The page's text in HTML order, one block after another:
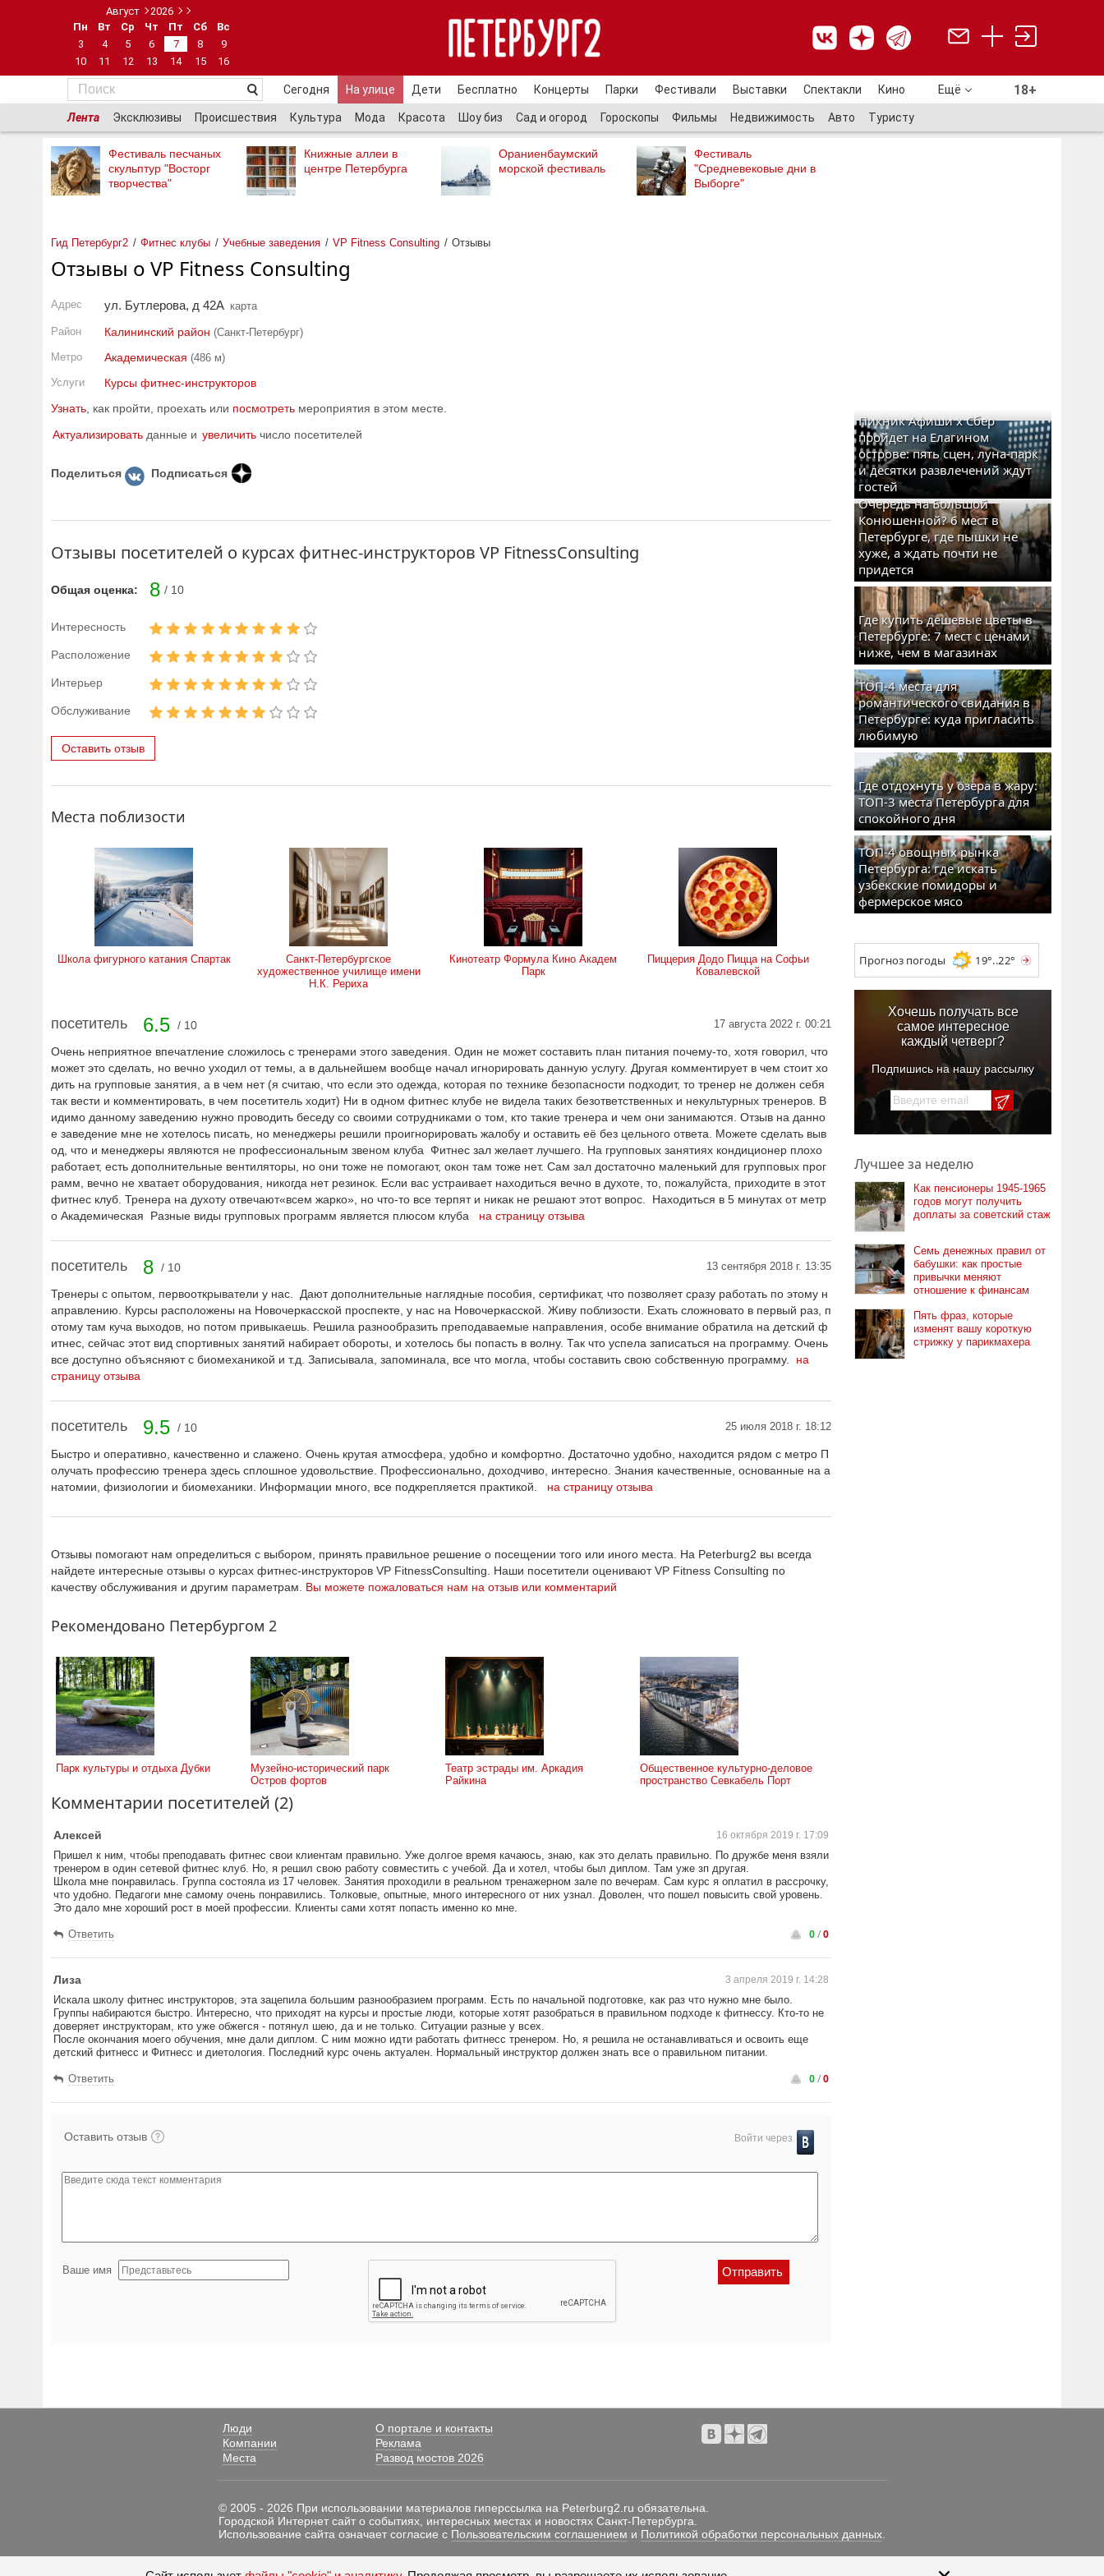
Август
2026
Пн
Вт Ср Чт Пт Сб
Вс
3
4 5 6 7 8
9
10
11 12 13 14 15 16
Сегодня На улице Дети Бесплатно Концерты Парки Фестивали Выставки Спектакли Кино Ещё 18+
Лента Эксклюзивы Происшествия Культура Мода Красота Шоу биз Сад и огород Гороскопы Фильмы Недвижимость Авто Туристу
Фестиваль песчаных
скульптур "Восторг
творчества"
Книжные аллеи в
центре Петербурга
Ораниенбаумский
морской фестиваль
Фестиваль
"Средневековые дни в
Выборге"
Гид Петербург2 Фитнес клубы Учебные заведения VP Fitness Consulting Отзывы
Отзывы о VP Fitness Consulting
Адрес ул. Бутлерова, д 42А карта
Район Калининский район (Санкт-Петербург)
Метро
Академическая (486 м)
Услуги
Курсы фитнес-инструкторов
Узнать , как пройти, проехать или посмотреть мероприятия в этом месте.
Актуализировать данные и увеличить число посетителей
Поделиться Подписаться
Отзывы посетителей о курсах фитнес-инструкторов VP FitnessConsulting
Общая оценка: 8 / 10
Интересность
Расположение
Интерьер
Обслуживание
Оставить отзыв
Места поблизости
Школа фигурного катания Спартак
Санкт-Петербургское
художественное училище имени
Н.К. Рериха
Кинотеатр Формула Кино Академ
Парк
Пиццерия Додо Пицца на Софьи
Ковалевской
посетитель 6.5 / 10 17 августа 2022 г. 00:21
Очень неприятное впечатление сложилось с тренерами этого заведения. Один не может составить план питания почему-то, хотя говорил, что
может это сделать, но вечно уходил от темы, а в дальнейшем вообще начал игнорировать данную услугу. Другая комментирует в чем стоит хо
дить на групповые занятия, а в чем нет (я считаю, что если это одежда, которая по технике безопасности подходит, то тренер не должен себя
так вести и комментировать, в чем посетитель ходит) Ни в одном фитнес клубе не видела таких безответственных и некультурных тренеров. В
идимо данному заведению нужно проводить беседу со своими сотрудниками о том, кто такие тренера и чем они занимаются. Отзыв на данно
е заведение мне не хотелось писать, но менеджеры решили проигнорировать жалобу и оставить её без цельного ответа. Можете сделать выв
од, что и менеджеры являются не профессиональным звеном клуба Фитнес зал желает лучшего. На групповых занятиях кондиционер плохо
работает, есть дополнительные вентиляторы, но они тоже не помогают, окон там тоже нет. Сам зал достаточно маленький для групповых прог
рамм, вечно не хватает оборудования, никогда нет резинок. Если вас устраивает находиться вечно в духоте, то, пожалуйста, приходите в этот
фитнес клуб. Тренера на духоту отвечают«всем жарко», но что-то все терпят и никак не решают этот вопрос. Находиться в 5 минутах от метр
о Академическая Разные виды групповых программ является плюсом клуба на страницу отзыва
посетитель 8 / 10 13 сентября 2018 г. 13:35
Тренеры с опытом, первооткрыватели у нас. Дают дополнительные наглядные пособия, сертификат, что позволяет сразу работать по этому н
аправлению. Курсы расположены на Новочеркасской проспекте, у нас на Новочеркасской. Живу поблизости. Ехать сложновато в первый раз, п
отому там куча выходов, но потом привыкаешь. Решила разнообразить преподаваемые направления, особе внимание обратила на детский ф
итнес, сейчас этот вид спортивных занятий набирает обороты, и хотелось бы попасть в волну. Так что успела записаться на программу. Очень
все доступно объясняют с биомеханикой и т.д. Записывала, запоминала, все что могла, чтобы составить свою собственную программу. на
страницу отзыва
посетитель 9.5 / 10 25 июля 2018 г. 18:12
Быстро и оперативно, качественно и слажено. Очень крутая атмосфера, удобно и комфортно. Достаточно удобно, находится рядом с метро П
олучать профессию тренера здесь сплошное удовольствие. Профессионально, доходчиво, интересно. Знания качественные, основанные на а
натомии, физиологии и биомеханики. Информации много, все подкрепляется практикой. на страницу отзыва
Отзывы помогают нам определиться с выбором, принять правильное решение о посещении того или иного места. На Peterburg2 вы всегда
найдете интересные отзывы о курсах фитнес-инструкторов VP FitnessConsulting. Наши посетители оценивают VP Fitness Consulting по
качеству обслуживания и другим параметрам. Вы можете пожаловаться нам на отзыв или комментарий
Рекомендовано Петербургом 2
Парк культуры и отдыха Дубки
Музейно-исторический парк
Остров фортов
Театр эстрады им. Аркадия
Райкина
Общественное культурно-деловое
пространство Севкабель Порт
Комментарии посетителей (2)
Алексей 16 октября 2019 г. 17:09
Пришел к ним, чтобы преподавать фитнес свои клиентам правильно. Уже долгое время качаюсь, знаю, как это делать правильно. По дружбе меня взяли
тренером в один сетевой фитнес клуб. Но, я решил свою работу совместить с учебой. Да и хотел, чтобы был диплом. Там уже зп другая.
Школа мне понравилась. Группа состояла из 17 человек. Занятия проходили в реальном тренажерном зале по вечерам. Сам курс я оплатил в рассрочку,
что удобно. Педагоги мне самому очень понравились. Толковые, опытные, много интересного от них узнал. Доволен, что пошел повысить свой уровень.
Это дало мне хороший рост в моей профессии. Клиенты сами хотят попасть именно ко мне.
Ответить 0/0
Лиза 3 апреля 2019 г. 14:28
Искала школу фитнес инструкторов, эта зацепила большим разнообразием программ. Есть по начальной подготовке, как раз что нужно мне было.
Группы набираются быстро. Интересно, что приходят на курсы и простые люди, которые хотят разобраться в правильном подходе к фитнессу. Кто-то не
доверяет инструкторам, кто уже обжегся - потянул шею, да и не только. Ситуации разные у всех.
После окончания моего обучения, мне дали диплом. С ним можно идти работать фитнесс тренером. Но, я решила не останавливаться и освоить еще
детский фитнесс и Фитнесс и диетология. Последний курс очень актуален. Нормальный инструктор должен знать все о правильном питании.
Ответить 0/0
Оставить отзыв Войти через
Ваше имя
Пикник Афиши x Сбер
пройдет на Елагином
острове: пять сцен, луна-парк
и десятки развлечений ждут
гостей
Очередь на Большой
Конюшенной? 6 мест в
Петербурге, где пышки не
хуже, а ждать почти не
придется
Где купить дешевые цветы в
Петербурге: 7 мест с ценами
ниже, чем в магазинах
ТОП-4 места для
романтического свидания в
Петербурге: куда пригласить
любимую
Где отдохнуть у озера в жару:
ТОП-3 места Петербурга для
спокойного дня
ТОП-4 овощных рынка
Петербурга: где искать
узбекские помидоры и
фермерское мясо
Прогноз погоды 19°..22°
Хочешь получать все
самое интересное
каждый четверг?
Подпишись на нашу рассылку
Лучшее за неделю
Как пенсионеры 1945-1965
годов могут получить
доплаты за советский стаж
Семь денежных правил от
бабушки: как простые
привычки меняют
отношение к финансам
Пять фраз, которые
изменят вашу короткую
стрижку у парикмахера
Люди
О портале и контакты
Компании
Реклама
Места
Развод мостов 2026
© 2005 - 2026 При использовании материалов гиперссылка на Peterburg2.ru обязательна.
Городской Интернет сайт о событиях, интересных местах и новостях Санкт-Петербурга.
Использование сайта означает согласие с Пользовательским соглашением и Политикой обработки персональных данных.